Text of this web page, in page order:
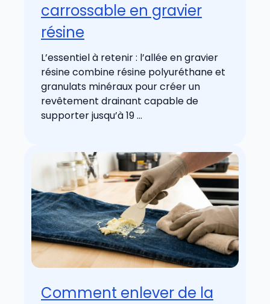
carrossable en gravier
résine
L’essentiel à retenir : l’allée en gravier
résine combine résine polyuréthane et
granulats minéraux pour créer un
revêtement drainant capable de
supporter jusqu’à 19 ...
Comment enlever de la